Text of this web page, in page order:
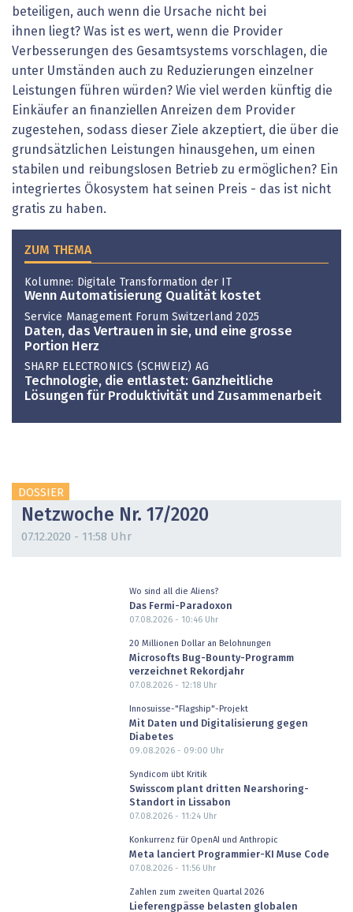
beteiligen, auch wenn die Ursache nicht bei
ihnen liegt? Was ist es wert, wenn die Provider
Verbesserungen des Gesamtsystems vorschlagen, die
unter Umständen auch zu Reduzierungen einzelner
Leistungen führen würden? Wie viel werden künftig die
Einkäufer an finanziellen Anreizen dem Provider
zugestehen, sodass dieser Ziele akzeptiert, die über die
grundsätzlichen Leistungen hinausgehen, um einen
stabilen und reibungslosen Betrieb zu ermöglichen? Ein
integriertes Ökosystem hat seinen Preis - das ist nicht
gratis zu haben.
ZUM THEMA
Kolumne: Digitale Transformation der IT
Wenn Automatisierung Qualität kostet
Service Management Forum Switzerland 2025
Daten, das Vertrauen in sie, und eine grosse
Portion Herz
SHARP ELECTRONICS (SCHWEIZ) AG
Technologie, die entlastet: Ganzheitliche
Lösungen für Produktivität und Zusammenarbeit
DOSSIER
Netzwoche Nr. 17/2020
07.12.2020 - 11:58 Uhr
Wo sind all die Aliens?
Das Fermi-Paradoxon
07.08.2026 - 10:46Uhr
20 Millionen Dollar an Belohnungen
Microsofts Bug-Bounty-Programm
verzeichnet Rekordjahr
07.08.2026 - 12:18Uhr
Innosuisse-"Flagship"-Projekt
Mit Daten und Digitalisierung gegen
Diabetes
09.08.2026 - 09:00 Uhr
Syndicom übt Kritik
Swisscom plant dritten Nearshoring-
Standort in Lissabon
07.08.2026 - 11:24Uhr
Konkurrenz für OpenAI und Anthropic
Meta lanciert Programmier-KI Muse Code
07.08.2026 - 11:56Uhr
Zahlen zum zweiten Quartal 2026
Lieferengpässe belasten globalen